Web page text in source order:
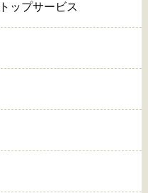
ップサービス